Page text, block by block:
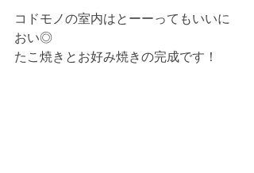
コドモノの室内はとーーってもいいに
おい◎
たこ焼きとお好み焼きの完成です！